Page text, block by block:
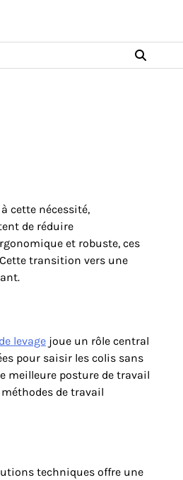
cette nécessité,
de réduire
et robuste, ces
transition vers une
levage joue un rôle central
pour saisir les colis sans
meilleure posture de travail
de travail
techniques offre une